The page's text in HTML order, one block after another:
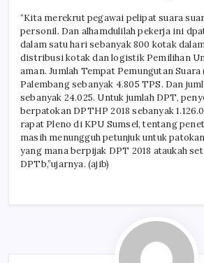
“Kita merekrut pegawai pelipat suara
personil. Dan alhamdulilah pekerja ini
dalam satu hari sebanyak 800 kotak
distribusi kotak dan logistik Pemilihan
aman. Jumlah Tempat Pemungutan Suara
Palembang sebanyak 4.805 TPS. Dan
sebanyak 24.025. Untuk jumlah DPT,
berpatokan DPTHP 2018 sebanyak
rapat Pleno di KPU Sumsel, tentang
masih menungguh petunjuk untuk
yang mana berpijak DPT 2018 ataukah
DPTb,”ujarnya. (ajib)